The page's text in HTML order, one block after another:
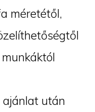
méretétől,
után